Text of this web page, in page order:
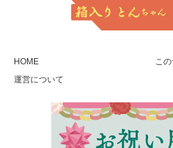
HOME
こ
運営について